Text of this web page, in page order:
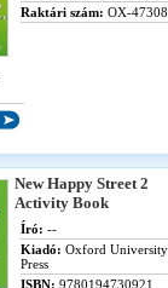
Raktári szám: OX-
New Happy Street 2
Activity Book
Író: --
Kiadó: Oxford University
Press
ISBN: 9780194730921